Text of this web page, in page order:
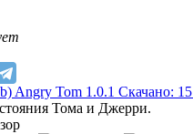
Angry Tom 1.0.1 Скачано: 15
Тома и Джерри.